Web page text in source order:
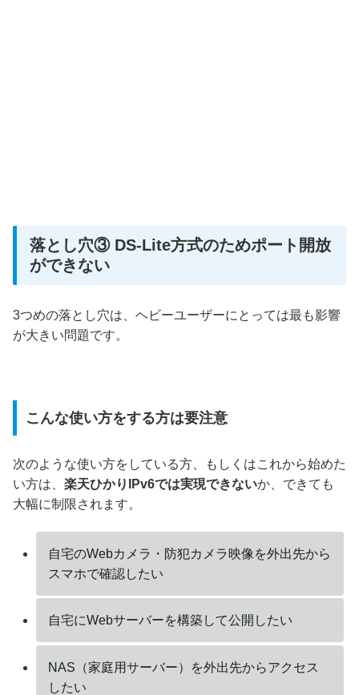
落とし穴③ DS-Lite方式のためポート開放
ができない
3つめの落とし穴は、ヘビーユーザーにとっては最も影響
が大きい問題です。
こんな使い方をする方は要注意
次のような使い方をしている方、もしくはこれから始めた
い方は、 楽天ひかりIPv6では実現できないか、できても
大幅に制限されます。
自宅のWebカメラ・防犯カメラ映像を外出先から
スマホで確認したい
自宅にWebサーバーを構築して公開したい
NAS（家庭用サーバー）を外出先からアクセス
したい